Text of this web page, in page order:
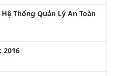
Thống Quản Lý An Toàn
2016